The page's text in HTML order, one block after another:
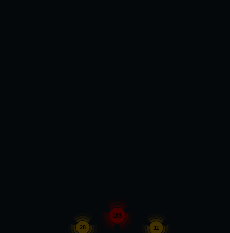
103
11
28